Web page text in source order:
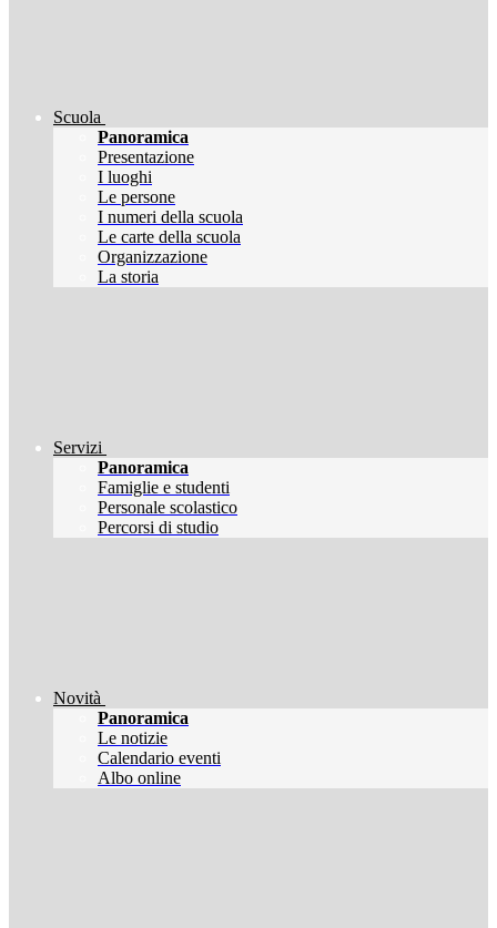
Scuola
Panoramica
Presentazione
I luoghi
Le persone
I numeri della scuola
Le carte della scuola
Organizzazione
La storia
Servizi
Panoramica
Famiglie e studenti
Personale scolastico
Percorsi di studio
Novità
Panoramica
Le notizie
Calendario eventi
Albo online